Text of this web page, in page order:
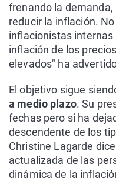
frenando la
reducir la inflación.
inflacionistas
inflación de los
elevados" ha
El objetivo sigue
a medio plazo. Su
fechas pero si ha
descendente de los
Christine Lagarde
actualizada de las
dinámica de la